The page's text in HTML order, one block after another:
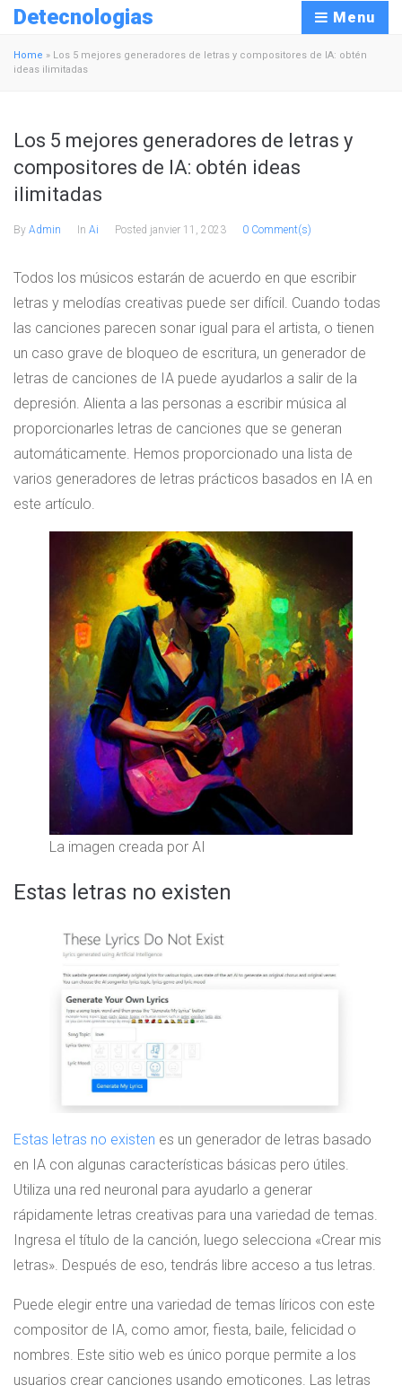
Detecnologias Menu
Home » Los 5 mejores generadores de letras y compositores de IA: obtén
ideas ilimitadas
Los 5 mejores generadores de letras y
compositores de IA: obtén ideas
ilimitadas
By Admin In Ai Posted janvier 11, 2023 0 Comment(s)
Todos los músicos estarán de acuerdo en que escribir
letras y melodías creativas puede ser difícil. Cuando todas
las canciones parecen sonar igual para el artista, o tienen
un caso grave de bloqueo de escritura, un generador de
letras de canciones de IA puede ayudarlos a salir de la
depresión. Alienta a las personas a escribir música al
proporcionarles letras de canciones que se generan
automáticamente. Hemos proporcionado una lista de
varios generadores de letras prácticos basados ​​​​en IA en
este artículo.
La imagen creada por AI
Estas letras no existen
Estas letras no existen es un generador de letras basado
en IA con algunas características básicas pero útiles.
Utiliza una red neuronal para ayudarlo a generar
rápidamente letras creativas para una variedad de temas.
Ingresa el título de la canción, luego selecciona «Crear mis
letras». Después de eso, tendrás libre acceso a tus letras.
Puede elegir entre una variedad de temas líricos con este
compositor de IA, como amor, fiesta, baile, felicidad o
nombres. Este sitio web es único porque permite a los
usuarios crear canciones usando emoticones. Las letras